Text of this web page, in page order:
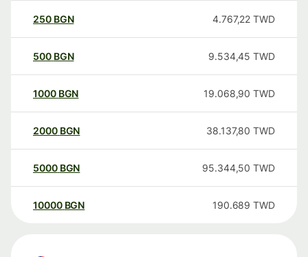
250 BGN 4.767,22 TWD
500 BGN 9.534,45 TWD
1000 BGN 19.068,90 TWD
2000 BGN 38.137,80 TWD
5000 BGN 95.344,50 TWD
10000 BGN 190.689 TWD